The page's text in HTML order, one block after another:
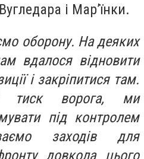
і Марʼїнки.
оборону. На деяких
вдалося відновити
і закріпитися там.
тиск ворога, ми
під контролем
заходів для
фронту довкола цього